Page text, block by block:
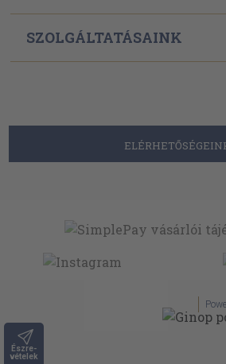
Észre-
vételek
SZOLGÁLTATÁSAINK